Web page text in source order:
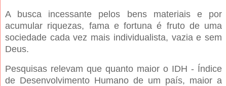
A busca incessante pelos bens materiais e por
acumular riquezas, fama e fortuna é fruto de uma
sociedade cada vez mais individualista, vazia e sem
Deus.
Pesquisas relevam que quanto maior o IDH - Índice
de Desenvolvimento Humano de um país, maior a